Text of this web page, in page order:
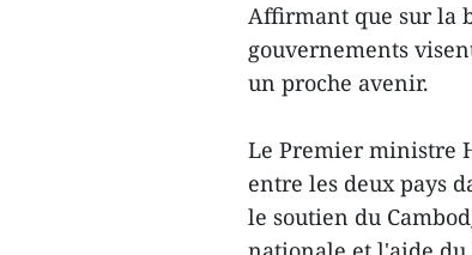
Affirmant que sur la
gouvernements
un proche avenir.
Le Premier ministre
entre les deux pays
le soutien du